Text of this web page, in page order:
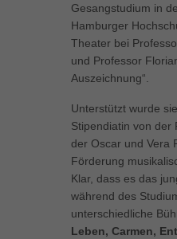
Gesangstudium in
Hamburger
Theater bei
und Professor
Auszeichnung“.
Unterstützt wurde
Stipendiatin von der
der Oscar und Vera
Förderung
Klar, dass es das
während des
unterschiedliche
Leben, Carmen,
powered by Borlabs Cookie